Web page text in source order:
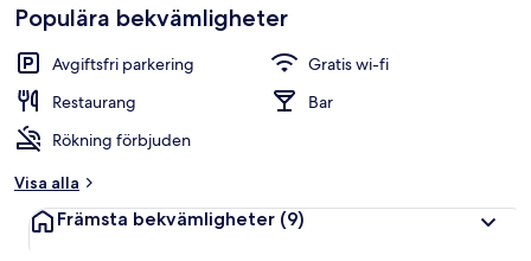
Populära bekvämligheter
Avgiftsfri parkering
Gratis wi-fi
Restaurang
Bar
Rökning förbjuden
Visa alla
Främsta bekvämligheter (9)